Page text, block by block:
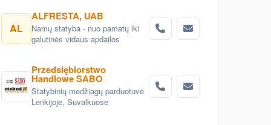
AL
ALFRESTA, UAB
Namų statyba - nuo pamatų iki
galutinės vidaus apdailos
Przedsiębiorstwo
Handlowe SABO
Statybinių medžiagų parduotuvė
Lenkijoje, Suvalkuose